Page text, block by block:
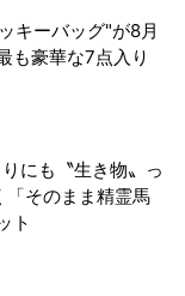
キーバッグ"が8月
も豪華な7点入り
にも〝生き物〟っ
そのまま精霊馬
ト